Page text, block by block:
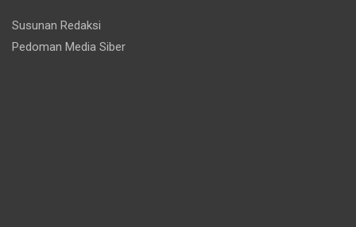
Susunan Redaksi
Pedoman Media Siber